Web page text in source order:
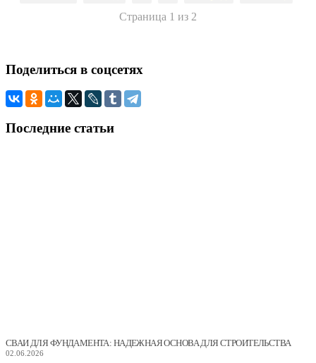
Страница 1 из 2
Поделиться в соцсетях
Последние статьи
СВАИ ДЛЯ ФУНДАМЕНТА: НАДЕЖНАЯ ОСНОВА ДЛЯ СТРОИТЕЛЬСТВА
02.06.2026